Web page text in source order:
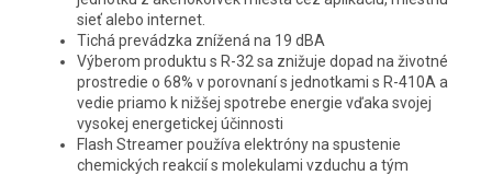
sieť alebo internet.
Tichá prevádzka znížená na 19 dBA
Výberom produktu s R-32 sa znižuje dopad na životné
prostredie o 68% v porovnaní s jednotkami s R-410A a
vedie priamo k nižšej spotrebe energie vďaka svojej
vysokej energetickej účinnosti
Flash Streamer používa elektróny na spustenie
chemických reakcií s molekulami vzduchu a tým